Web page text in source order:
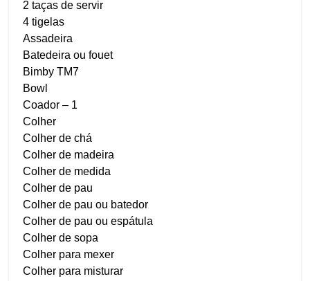
2 taças de servir
4 tigelas
Assadeira
Batedeira ou fouet
Bimby TM7
Bowl
Coador – 1
Colher
Colher de chá
Colher de madeira
Colher de medida
Colher de pau
Colher de pau ou batedor
Colher de pau ou espátula
Colher de sopa
Colher para mexer
Colher para misturar